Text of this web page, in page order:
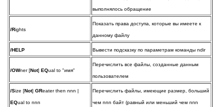
выполнялось обращение
/Rights
Показать права доступа, которые вы имеете к
данному файлу
/HELP Вывести подсказку по параметрам команды ndir
/OWner [Not] EQual to "имя"
Перечислить все файлы, созданные данным
пользователем
/Size [Not] GReater then nnn |
EQual to nnn
Перечислить файлы, имеющие размер, больший
чем nnn байт (равный или меньший чем nnn